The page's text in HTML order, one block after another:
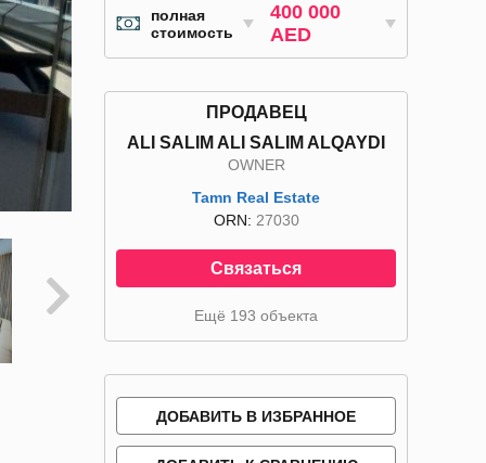
полная
стоимость
400 000
AED
ПРОДАВЕЦ
ALI SALIM ALI SALIM ALQAYDI
OWNER
Tamn Real Estate
ORN: 27030
Связаться
Ещё 193 объекта
ДОБАВИТЬ В ИЗБРАННОЕ